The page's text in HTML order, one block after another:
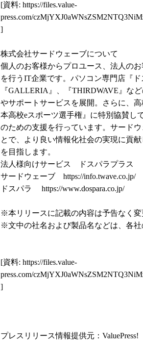
[資料: https://files.value-
press.com/
]
株式会社サードウェーブについて
個人のお客様からプロユース、法人の
を行うIT企業です。パソコン専門店『
『GALLERIA』、『THIRDWAVE』な
やサポートサービスを展開。さらに、
本高校eスポーツ選手権』に特別協賛し
のための支援を行っています。サード
とで、より良い情報化社会の実現に貢
を目指します。
法人様向けサービス ドスパラプラス
サードウェーブ https://info.twave.co.jp/
ドスパラ https://www.dospara.co.jp/
※本リリースに記載の内容は予告なく変
※文中の社名および製品名などは、各社
[資料: https://files.value-
press.com/
]
プレスリリース情報提供元： ValuePress!